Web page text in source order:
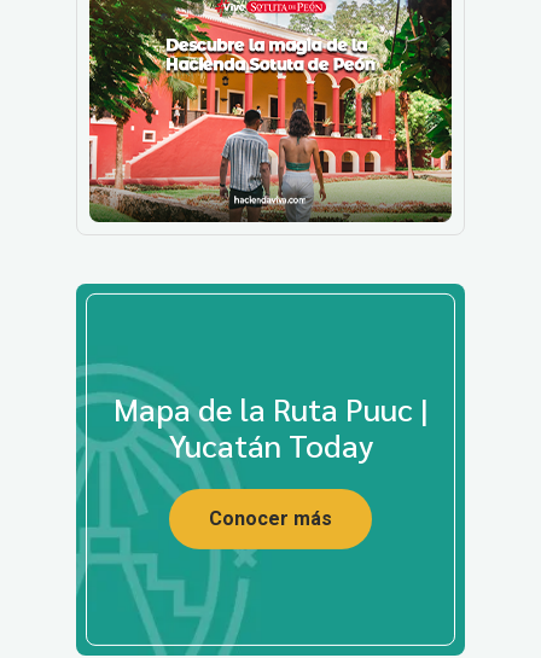
Mapa de la Ruta Puuc |
Yucatán Today
Conocer más